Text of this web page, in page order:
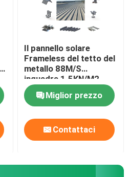
Il pannello solare
Frameless del tetto del
metallo 88M/S
inquadra 1.5KN/M2
ondulato
Miglior prezzo
Contattaci